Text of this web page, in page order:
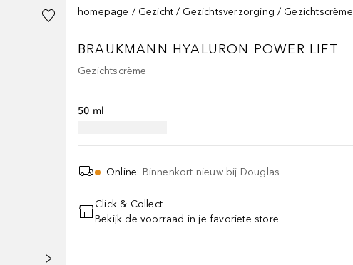
homepage Gezicht Gezichtsverzorging Gezichtscrème
BRAUKMANN HYALURON POWER LIFT
Gezichtscrème
50 ml
Online: Binnenkort nieuw bij Douglas
Click & Collect
Bekijk de voorraad in je favoriete store